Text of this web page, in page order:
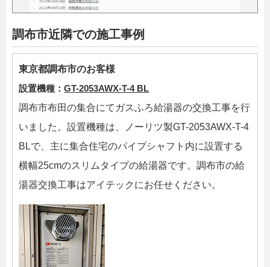
調布市近隣での施工事例
東京都調布市のお客様
設置機種： GT-2053AWX-T-4 BL
調布市布田の集合にてガスふろ給湯器の交換工事を行
いました。設置機種は、ノーリツ製GT-2053AWX-T-4
BLで、主に集合住宅のパイプシャフト内に設置する
横幅25cmのスリムタイプの給湯器です。調布市の給
湯器交換工事はアイテックにお任せください。